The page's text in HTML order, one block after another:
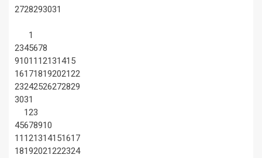
2728293031
1
2345678
91011 12131415
16171819202122
23242526272829
3031
123
45678910
11 121314151617
18192021222324